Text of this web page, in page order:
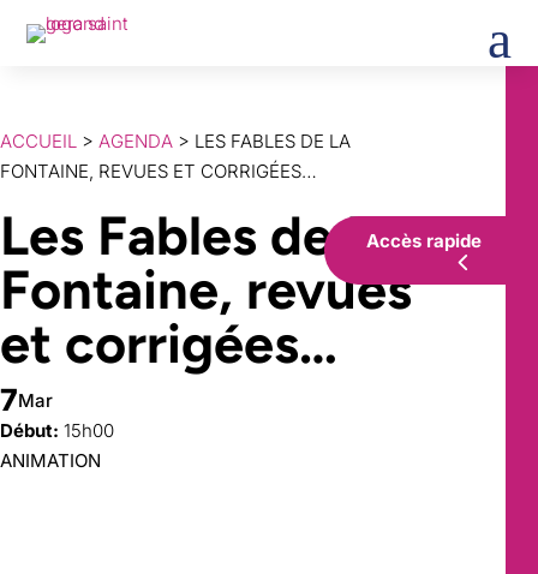
a
ACCUEIL > AGENDA > LES FABLES DE LA
FONTAINE, REVUES ET CORRIGÉES…
Les Fables de La
Fontaine, revues
et corrigées…
7Mar
Début: 15h00
ANIMATION
Accès rapide